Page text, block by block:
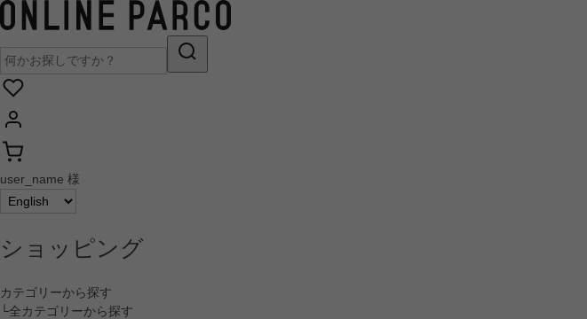
user_name 様
ショッピング
カテゴリーから探す
└全カテゴリーから探す